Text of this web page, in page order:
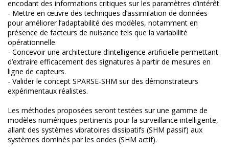
encodant des informations critiques sur les paramètres d’intérêt.
- Mettre en œuvre des techniques d’assimilation de données
pour améliorer l’adaptabilité des modèles, notamment en
présence de facteurs de nuisance tels que la variabilité
opérationnelle.
- Concevoir une architecture d’intelligence artificielle permettant
d’extraire efficacement des signatures à partir de mesures en
ligne de capteurs.
- Valider le concept SPARSE-SHM sur des démonstrateurs
expérimentaux réalistes.
Les méthodes proposées seront testées sur une gamme de
modèles numériques pertinents pour la surveillance intelligente,
allant des systèmes vibratoires dissipatifs (SHM passif) aux
systèmes dominés par les ondes (SHM actif).